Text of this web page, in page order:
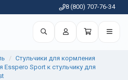
8 (800) 707-76-34
Стульчики для кормления
Esspero Sport к стульчику для